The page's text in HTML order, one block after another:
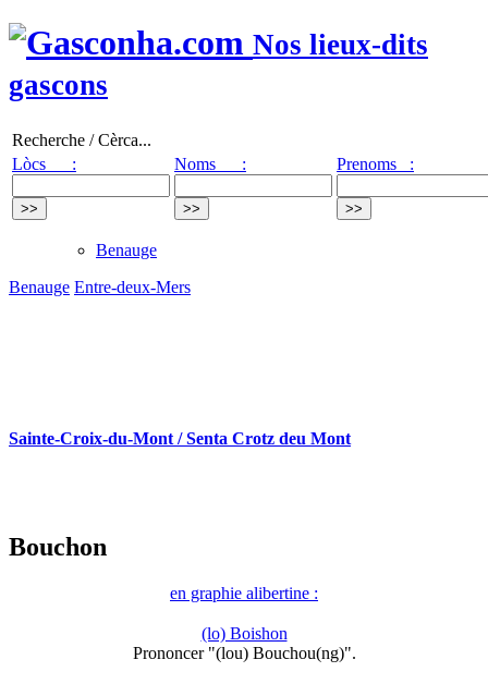
Nos lieux-dits
gascons
Recherche / Cèrca...
Lòcs :
Noms : Prenoms :
Benauge
Benauge Entre-deux-Mers
Sainte-Croix-du-Mont / Senta Crotz deu Mont
Bouchon
en graphie alibertine :
(lo) Boishon
Prononcer "(lou) Bouchou(ng)".